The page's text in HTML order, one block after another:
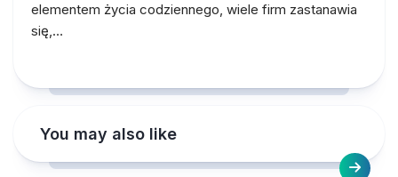
elementem życia codziennego, wiele firm zastanawia
się,…
You may also like